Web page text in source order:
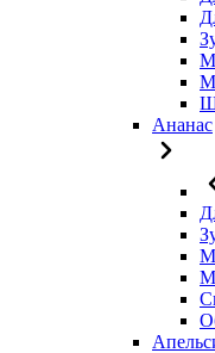
Ананас